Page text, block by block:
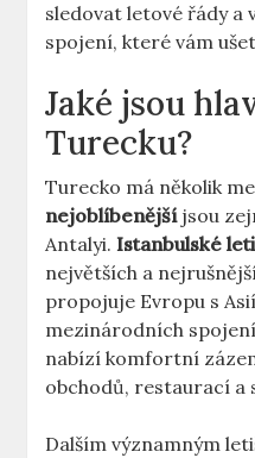
sledovat letové řády a
spojení, které vám
Jaké jsou
Turecku?
Turecko má několik
nejoblíbenějšíjsou
Antalyi.Istanbulské
největších a
propojuje Evropu s
mezinárodních
nabízí komfortní
obchodů, restaurací a
Dalším významným